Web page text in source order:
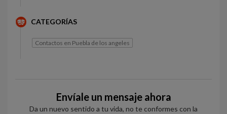
CATEGORÍAS
Contactos en Puebla de los angeles
Envíale un mensaje ahora
Da un nuevo sentido a tu vida, no te conformes con la